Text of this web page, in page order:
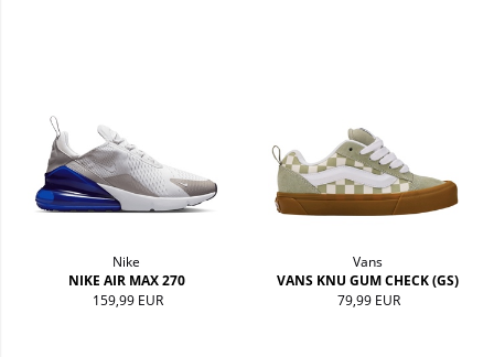
Nike
NIKE AIR MAX 270
159,99 EUR
Vans
VANS KNU GUM CHECK (GS)
79,99 EUR